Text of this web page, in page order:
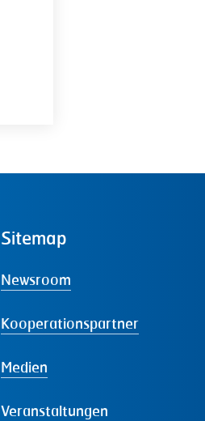
Sitemap
Newsroom
Kooperationspartner
Medien
Veranstaltungen